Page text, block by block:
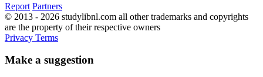
Report Partners
© 2013 - 2026 studylibnl.com all other trademarks and copyrights
are the property of their respective owners
Privacy Terms
Make a suggestion